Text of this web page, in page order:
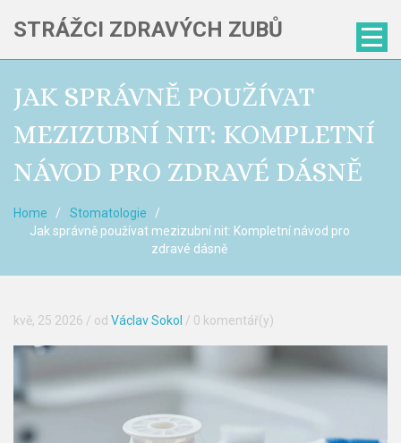
STRÁŽCI ZDRAVÝCH ZUBŮ
JAK SPRÁVNĚ POUŽÍVAT
MEZIZUBNÍ NIT: KOMPLETNÍ
NÁVOD PRO ZDRAVÉ DÁSNĚ
Home
Stomatologie
Jak správně používat mezizubní nit: Kompletní návod pro
zdravé dásně
kvě, 25 2026 / od Václav Sokol / 0 komentář(y)